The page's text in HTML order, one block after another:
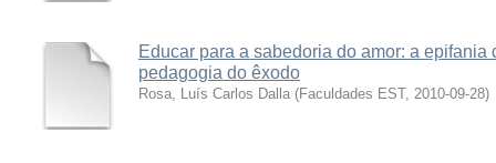
Educar para a sabedoria do amor: a epifania
pedagogia do êxodo
Rosa, Luís Carlos Dalla (Faculdades EST, 2010-09-28)